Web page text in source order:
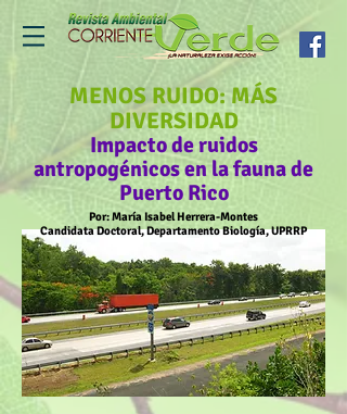
MENOS RUIDO: MÁS
DIVERSIDAD
Impacto de ruidos
antropogénicos en la fauna de
Puerto Rico
Por: María Isabel Herrera-Montes
Candidata Doctoral, Departamento Biología, UPRRP